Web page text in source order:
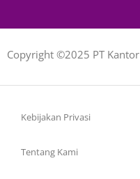
Copyright ©2025 PT
Kebijakan Privasi
Tentang Kami